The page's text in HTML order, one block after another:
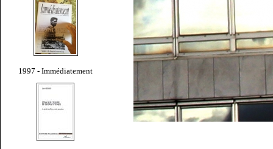
1997 - Immédiatement